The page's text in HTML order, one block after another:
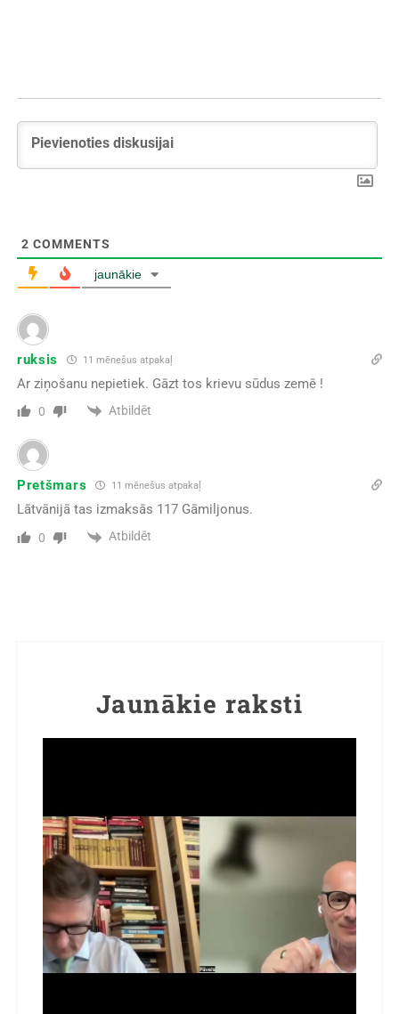
2 COMMENTS
jaunākie
ruksis 11 mēnešus atpakaļ
Ar ziņošanu nepietiek. Gāzt tos krievu sūdus zemē !
0 Atbildēt
Pretšmars 11 mēnešus atpakaļ
Lātvānijā tas izmaksās 117 Gāmiljonus.
0 Atbildēt
Jaunākie raksti